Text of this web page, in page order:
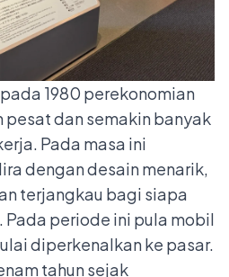
1980 perekonomian
pesat dan semakin banyak
Pada masa ini
dengan desain menarik,
terjangkau bagi siapa
Pada periode ini pula mobil
diperkenalkan ke pasar.
tahun sejak